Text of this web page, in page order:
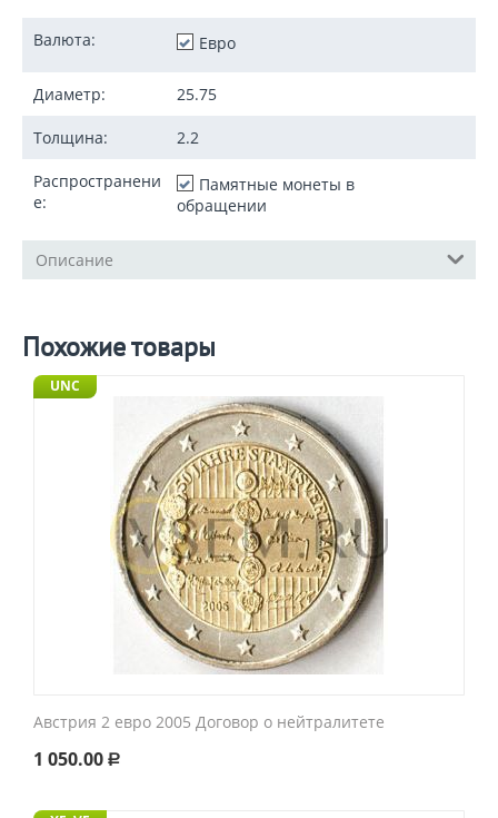
Валюта: Евро
Диаметр: 25.75
Толщина: 2.2
Распространени
е:
Памятные монеты в
обращении
Описание
Похожие товары
UNC
Австрия 2 евро 2005 Договор о нейтралитете
1 050.00 Р